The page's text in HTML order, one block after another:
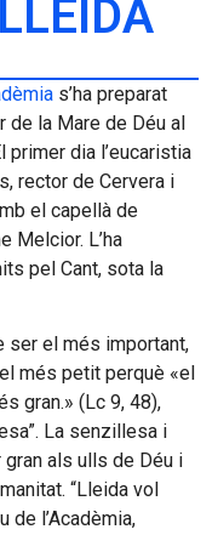
s’ha preparat
de la Mare de Déu al
primer dia l’eucaristia
rector de Cervera i
el capellà de
Melcior. L’ha
pel Cant, sota la
ser el més important,
més petit perquè «el
gran.» (Lc 9, 48),
La senzillesa i
als ulls de Déu i
“Lleida vol
de l’Acadèmia,